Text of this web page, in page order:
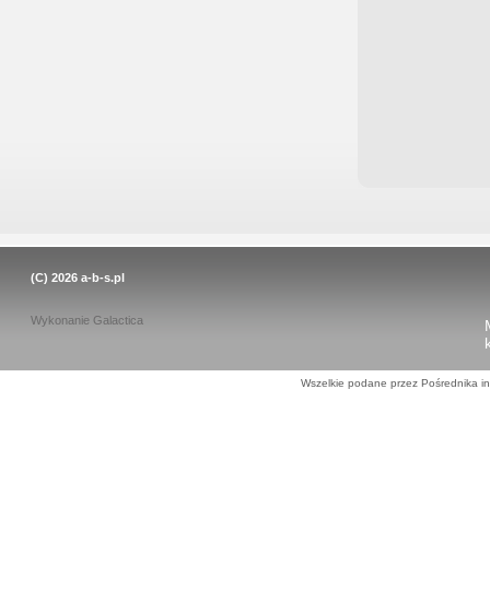
(C) 2026 a-b-s.pl
Wykonanie Galactica
Wszelkie podane przez Pośrednika